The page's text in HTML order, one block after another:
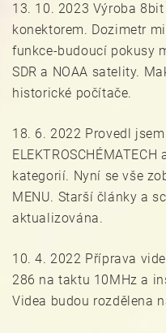
13. 10. 2023 Výroba 8bit
konektorem. Dozimetr
funkce-budoucí pokusy
SDR a NOAA satelity.
historické počítače.
18. 6. 2022 Provedl
kategorií. Nyní se vše
MENU. Starší články a
aktualizována.
10. 4. 2022 Příprava
286 na taktu 10MHz a
Videa budou rozdělena